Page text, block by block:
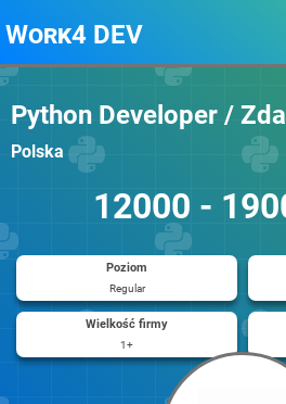
Work4 DEV
Python Developer /
Polska
12000 -
Poziom
Regular
Wielkość firmy
1+